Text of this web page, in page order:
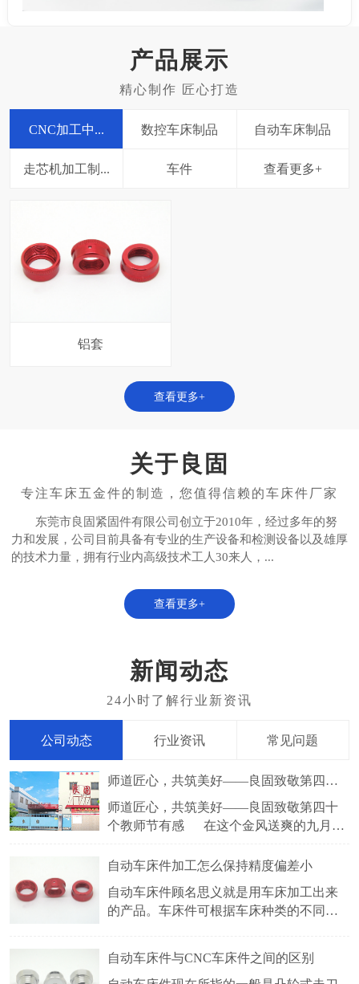
产品展示
CNC加工中... 数控车床制品 自动车床制品
走芯机加工制... 车件 查看更多+
铝套
查看更多+
关于良固
东莞市良固紧固件有限公司创立于2010年，经过多年的努
力和发展，公司目前具备有专业的生产设备和检测设备以及雄厚
的技术力量，拥有行业内高级技术工人30来人，...
查看更多+
新闻动态
公司动态 行业资讯 常见问题
师道匠心，共筑美好——良固致敬第四十个教师节有感
师道匠心，共筑美好——良固致敬第四十
个教师节有感 在这个金风送爽的九月，
——教师节。教师，如璀璨星辰照亮学子
书写着育人的壮丽篇章。而在另一片天地
中，良固厂家的工人们也在默默坚守，用
​自动车床件加工怎么保持精度偏差小
自动车床件顾名思义就是用车床加工出来
的产品。车床件可根据车床种类的不同，
材料有铜，铁，铝，不锈钢等。比较常见
自动车床件与CNC车床件之间的区别